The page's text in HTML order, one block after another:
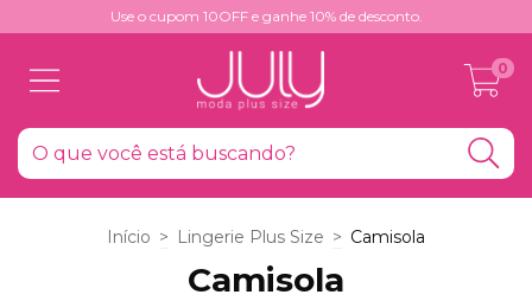
Use o cupom 10OFF e ganhe 10% de desconto.
0
Início > Lingerie Plus Size > Camisola
Camisola